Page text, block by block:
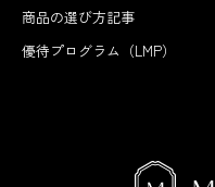
商品の選び方記事
優待プログラム（LMP）